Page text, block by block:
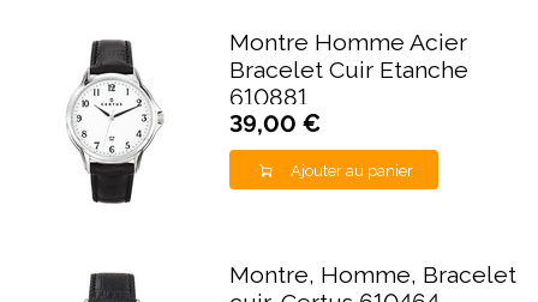
Montre Homme Acier
Bracelet Cuir Etanche
610881
39,00 €
Ajouter au panier
Montre, Homme, Bracelet